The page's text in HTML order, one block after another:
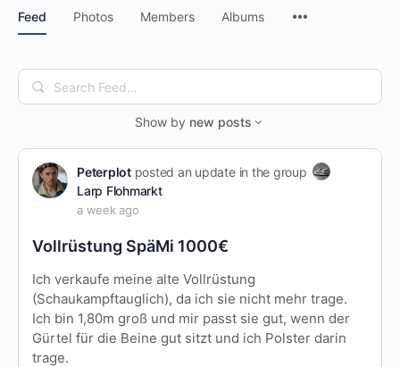
Feed Photos Members Albums
Search
Feed…
Show by new posts
Peterplotposted an update in the group
Larp Flohmarkt
a week ago
Vollrüstung SpäMi 1000€
Ich verkaufe meine alte Vollrüstung
(Schaukampftauglich), da ich sie nicht mehr trage.
Ich bin 1,80m groß und mir passt sie gut, wenn der
Gürtel für die Beine gut sitzt und ich Polster darin
trage.